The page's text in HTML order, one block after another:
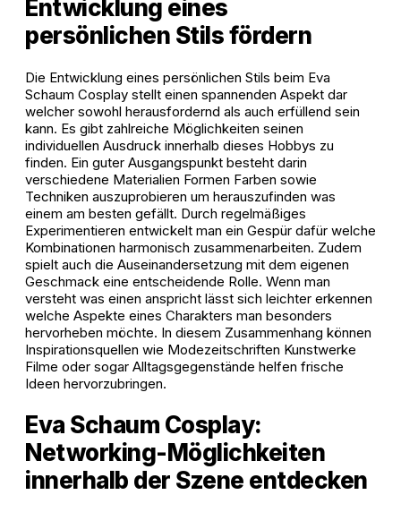
Entwicklung eines
persönlichen Stils fördern
Die Entwicklung eines persönlichen Stils beim Eva
Schaum Cosplay stellt einen spannenden Aspekt dar
welcher sowohl herausfordernd als auch erfüllend sein
kann. Es gibt zahlreiche Möglichkeiten seinen
individuellen Ausdruck innerhalb dieses Hobbys zu
finden. Ein guter Ausgangspunkt besteht darin
verschiedene Materialien Formen Farben sowie
Techniken auszuprobieren um herauszufinden was
einem am besten gefällt. Durch regelmäßiges
Experimentieren entwickelt man ein Gespür dafür welche
Kombinationen harmonisch zusammenarbeiten. Zudem
spielt auch die Auseinandersetzung mit dem eigenen
Geschmack eine entscheidende Rolle. Wenn man
versteht was einen anspricht lässt sich leichter erkennen
welche Aspekte eines Charakters man besonders
hervorheben möchte. In diesem Zusammenhang können
Inspirationsquellen wie Modezeitschriften Kunstwerke
Filme oder sogar Alltagsgegenstände helfen frische
Ideen hervorzubringen.
Eva Schaum Cosplay:
Networking-Möglichkeiten
innerhalb der Szene entdecken